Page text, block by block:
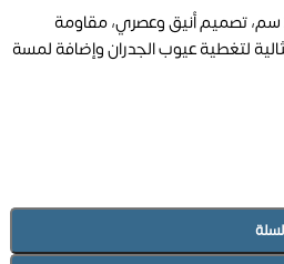
ألواح PVC بديل خشب بسمك 16 مم وعرض 20 سم، تصميم أنيق وعصري، مقاومة
لتغطية عيوب الجدران وإضافة لمسة